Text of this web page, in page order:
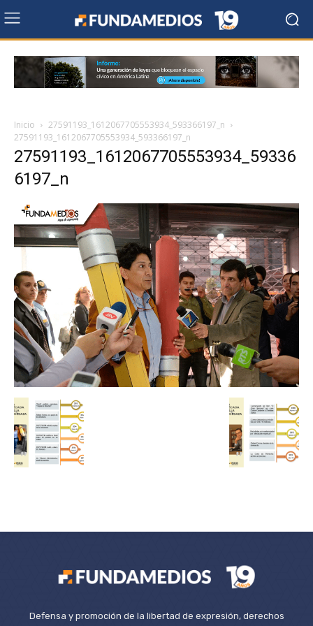
Inicio
27591193_1612067705553934_593366197_n
27591193_1612067705553934_593366197_n
27591193_1612067705553934_59336
6197_n
Defensa y promoción de la libertad de expresión, derechos